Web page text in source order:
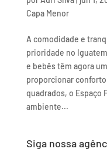
Capa Menor
A comodidade e
prioridade no
e bebês têm agora
proporcionar
quadrados, o Espaço
ambiente...
Siga nossa